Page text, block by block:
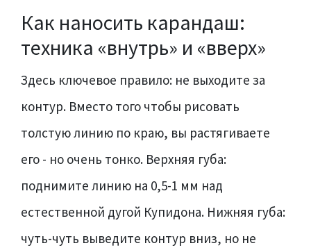
Как наносить карандаш:
техника «внутрь» и «вверх»
Здесь ключевое правило: не выходите за
контур. Вместо того чтобы рисовать
толстую линию по краю, вы растягиваете
его - но очень тонко. Верхняя губа:
поднимите линию на 0,5-1 мм над
естественной дугой Купидона. Нижняя губа:
чуть-чуть выведите контур вниз, но не